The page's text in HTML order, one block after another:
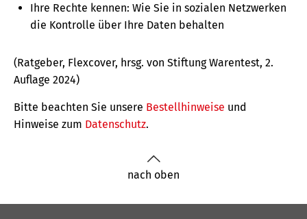
Ihre Rechte kennen: Wie Sie in sozialen Netzwerken
die Kontrolle über Ihre Daten behalten
(Ratgeber, Flexcover, hrsg. von Stiftung Warentest, 2.
Auflage 2024)
Bitte beachten Sie unsere Bestellhinweise und
Hinweise zum Datenschutz.
nach oben